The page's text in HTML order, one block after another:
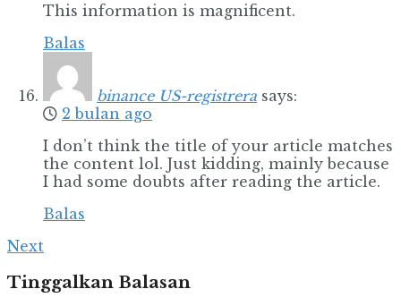
This information is magnificent.
Balas
binance US-registrera says:
2 bulan ago
I don’t think the title of your article matches
the content lol. Just kidding, mainly because
I had some doubts after reading the article.
Balas
Next
Tinggalkan Balasan